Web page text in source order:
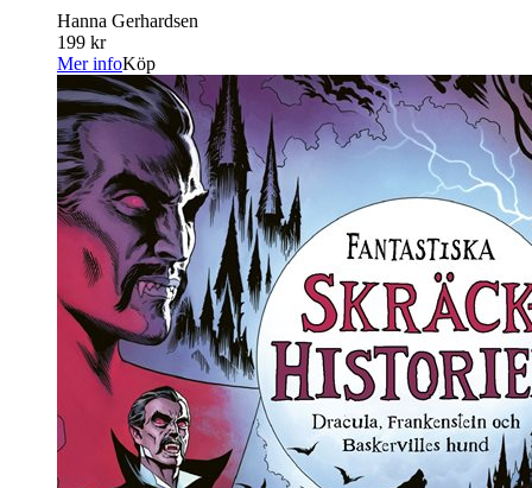
Hanna Gerhardsen
199 kr
Mer infoKöp